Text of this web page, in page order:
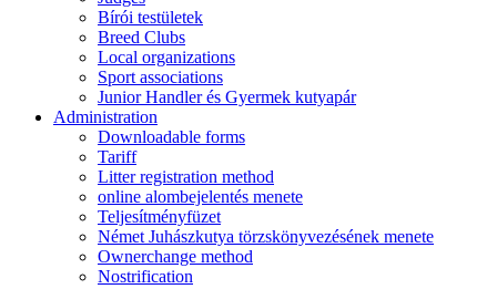
Bírói testületek
Breed Clubs
Local organizations
Sport associations
Junior Handler és Gyermek kutyapár
Administration
Downloadable forms
Tariff
Litter registration method
online alombejelentés menete
Teljesítményfüzet
Német Juhászkutya törzskönyvezésének menete
Ownerchange method
Nostrification